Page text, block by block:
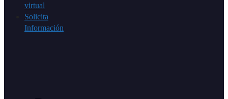
virtual
Solicita
Información